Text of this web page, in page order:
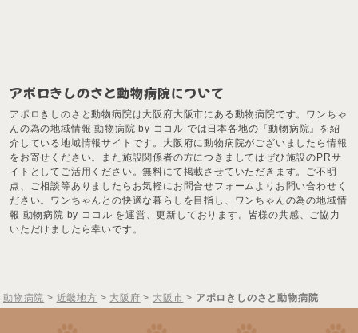
アポロきしのさと動物病院について
アポロきしのさと動物病院は大阪府大阪市にある動物病院です。ワンちゃ
んの為の地域情報 動物病院 by ココル では日本各地の『動物病院』を紹
介している地域情報サイトです。大阪府に動物病院がございましたら情報
をお寄せください。また施設関係者の方につきましてはぜひ施設のPRサ
イトとしてご活用ください。無料にて掲載させていただきます。ご不明
点、ご相談等ありましたらお気軽にお問合せフォームよりお問い合わせく
ださい。ワンちゃんとの快適な暮らしを目指し、ワンちゃんの為の地域情
報 動物病院 by ココル を運営、更新しております。皆様の共感、ご協力
いただけましたら幸いです。
動物病院 > 近畿地方 > 大阪府 > 大阪市 > アポロきしのさと動物病院